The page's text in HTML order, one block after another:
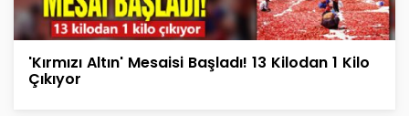
'Kırmızı Altın' Mesaisi Başladı! 13 Kilodan 1 Kilo
Çıkıyor